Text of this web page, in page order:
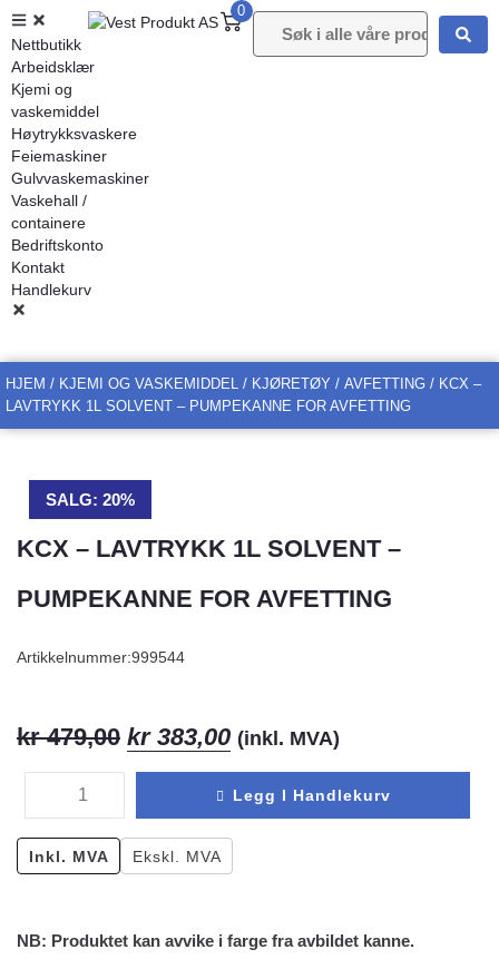
0
Nettbutikk
Arbeidsklær
Kjemi og
vaskemiddel
Høytrykksvaskere
Feiemaskiner
Gulvvaskemaskiner
Vaskehall /
containere
Bedriftskonto
Kontakt
Handlekurv
HJEM / KJEMI OG VASKEMIDDEL / KJØRETØY / AVFETTING / KCX –
LAVTRYKK 1L SOLVENT – PUMPEKANNE FOR AVFETTING
SALG: 20%
KCX – LAVTRYKK 1L SOLVENT –
PUMPEKANNE FOR AVFETTING
Artikkelnummer:999544
NB: Produktet kan avvike i farge fra avbildet kanne.
kr479,00 kr383,00 (inkl. MVA)
Legg I Handlekurv
Inkl. MVA Ekskl. MVA